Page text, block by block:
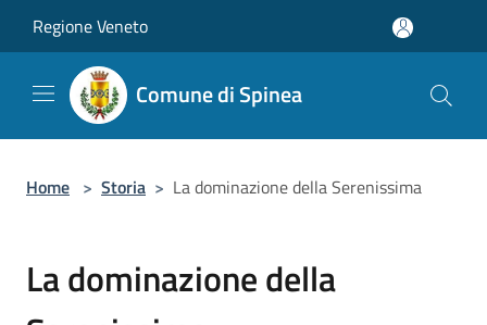
Regione Veneto
Comune di Spinea
Home > Storia > La dominazione della Serenissima
La dominazione della